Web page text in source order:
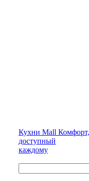
Кухни Mall Комфорт,
доступный
каждому